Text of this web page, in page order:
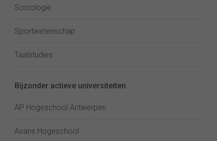
Sociologie
Sportwetenschap
Taalstudies
Bijzonder actieve universiteiten
AP Hogeschool Antwerpen
Avans Hogeschool